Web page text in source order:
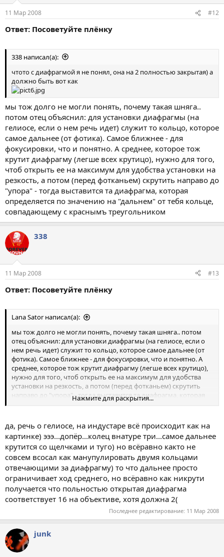
11 Мар 2008 #12
Ответ: Посоветуйте плёнку
338 написал(а):
чтото с диафрагмой я не понял, она на 2 полностью закрытая) а
должно быть вот как
мы тож долго не могли понять, почему такая шняга..
потом отец объяснил: для установки диафрагмы (на
гелиосе, если о нем речь идет) служит то кольцо, которое
самое дальнее (от фотика). Самое ближнее - для
фокусировки, что и понятно. А среднее, которое тож
крутит диафрагму (легше всех крутицо), нужно для того,
чтоб открыть ее на максимум для удобства установки на
резкость, а потом (перед фотканьем) скрутить направо до
"упора" - тогда выставится та диафрагма, которая
определяется по значению на "дальнем" от тебя кольце,
совпадающему с краснымъ треугольником
338
11 Мар 2008 #13
Ответ: Посоветуйте плёнку
Lana Sator написал(а):
мы тож долго не могли понять, почему такая шняга.. потом
отец объяснил: для установки диафрагмы (на гелиосе, если о
нем речь идет) служит то кольцо, которое самое дальнее (от
фотика). Самое ближнее - для фокусировки, что и понятно. А
среднее, которое тож крутит диафрагму (легше всех крутицо),
нужно для того, чтоб открыть ее на максимум для удобства
установки на резкость, а потом (перед фотканьем) скрутить
направо до "упора" - тогда выставится та диафрагма, которая
определяется по значению на "дальнем" от тебя кольце,
Нажмите для раскрытия...
да, речь о гелиосе, на индустаре всё происходит как на
картинке) эээ...допёр...колец внатуре три...самое дальнее
крутится со щелчками и туго) но всёравно както не
совсем всосал как манупулировать двумя кольцами
отвечающими за диафрагму) то что дальнее просто
ограничивает ход среднего, но всёравно как никрути
получается что польностью открытая диафрагма
соответствует 16 на объективе, хотя должна 2(
Последнее редактирование: 11 Мар 2008
junk